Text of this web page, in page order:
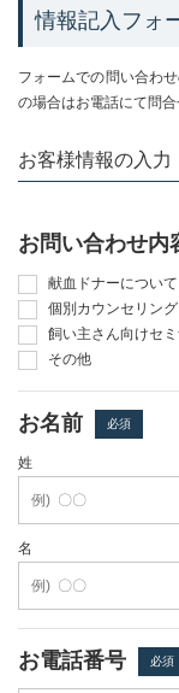
情報記入フォ
フォームでの問い合わ
の場合はお電話にて問合
お客様情報の入力
お問い合わせ内
献血ドナーについて
個別カウンセリン
飼い主さん向けセ
その他
お名前 必須
姓
名
お電話番号 必須